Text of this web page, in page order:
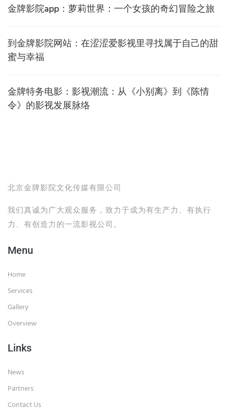
金牌影院app：萝莉世界：一个女孩的奇幻冒险之旅
到金牌影院网站：在涩涩爱影视里寻找属于自己的甜
蜜与幸福
金牌特务电影：影视潮流：从《小别离》到《陈情
令》的影视发展脉络
北京金牌影院文化传媒有限公司
我们真诚为广大观众服务，致力于成为有生产力、有执行
力、有创造力的一流影视公司。
Menu
Home
Services
Gallery
Overview
Links
News
Partners
Contact Us